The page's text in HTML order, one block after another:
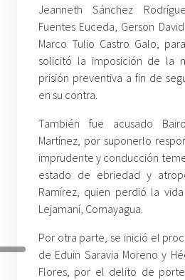
Jeanneth Sánchez
Fuentes Euceda, Gerson
Marco Tulio Castro Galo,
solicitó la imposición de la
prisión preventiva a fin de
en su contra.
También fue acusado
Martínez, por suponerlo
imprudente y conducción
estado de ebriedad y
Ramírez, quien perdió la
Lejamaní, Comayagua.
Por otra parte, se inició el
de Eduin Saravia Moreno y
Flores, por el delito de